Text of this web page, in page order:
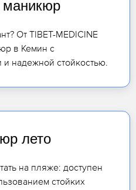
От TIBET-MEDICINE
в Кемин с
надежной стойкостью.
лето
на пляже: доступен
стойких